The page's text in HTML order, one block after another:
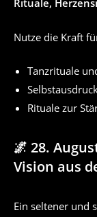
Rituale,
Nutze die Kraft
Tanzrituale
Rituale zur
🌌 28.
Vision aus
Ein seltener und